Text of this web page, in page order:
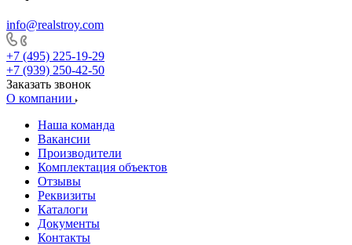
info@realstroy.com
+7 (495) 225-19-29
+7 (939) 250-42-50
Заказать звонок
О компании
Наша команда
Вакансии
Производители
Комплектация объектов
Отзывы
Реквизиты
Каталоги
Документы
Контакты